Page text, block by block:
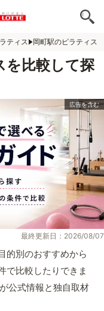
ティス 岡町駅のピラティス
を比較して探
最終更新日：2026/08/07
的別のおすすめから
で比較したりできま
公式情報と独自取材